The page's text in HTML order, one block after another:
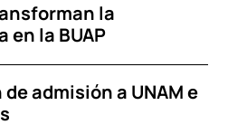
la
en la BUAP
admisión a UNAM e